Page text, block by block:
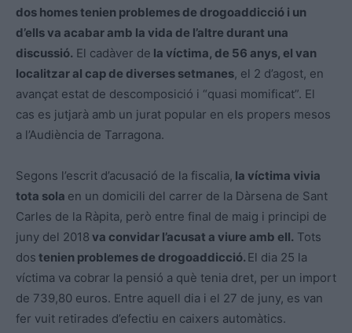
dos homes tenien problemes de drogoaddicció i un
d’ells va acabar amb la vida de l’altre durant una
discussió. El cadàver de la víctima, de 56 anys, el van
localitzar al cap de diverses setmanes, el 2 d’agost, en
avançat estat de descomposició i “quasi momificat”. El
cas es jutjarà amb un jurat popular en els propers mesos
a l’Audiència de Tarragona.
Segons l’escrit d’acusació de la fiscalia, la víctima vivia
tota sola en un domicili del carrer de la Dàrsena de Sant
Carles de la Ràpita, però entre final de maig i principi de
juny del 2018 va convidar l’acusat a viure amb ell. Tots
dos tenien problemes de drogoaddicció. El dia 25 la
víctima va cobrar la pensió a què tenia dret, per un import
de 739,80 euros. Entre aquell dia i el 27 de juny, es van
fer vuit retirades d’efectiu en caixers automàtics.